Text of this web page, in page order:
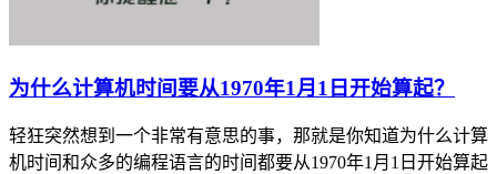
为什么计算机时间要从1970年1月1日开始算起？
轻狂突然想到一个非常有意思的事，那就是你知道为什么计算
机时间和众多的编程语言的时间都要从1970年1月1日开始算起